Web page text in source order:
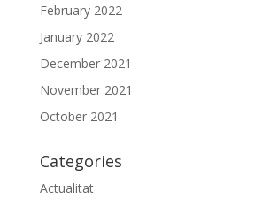
February 2022
January 2022
December 2021
November 2021
October 2021
Categories
Actualitat